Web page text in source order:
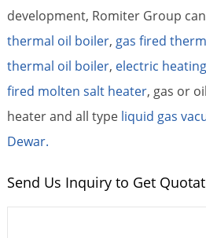
development, Romiter Group
thermal oil boiler, gas fired
thermal oil boiler, electric
fired molten salt heater, gas or
heater and all type liquid gas
Dewar.
Send Us Inquiry to Get